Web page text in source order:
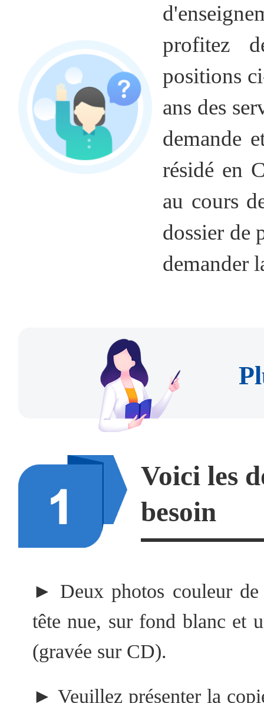
profitez
positions
ans des
demande
résidé en
au cours
dossier de
demander
Voici les
besoin
► Deux photos couleur
tête nue, sur fond blanc et
(gravée sur CD).
►Veuillez présenter la